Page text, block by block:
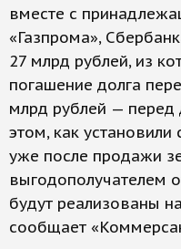
вместе с
«Газпрома»,
27 млрд рублей, из
погашение долга
млрд рублей — перед
этом, как
уже после продажи
выгодополучателем
будут реализованы
сообщает